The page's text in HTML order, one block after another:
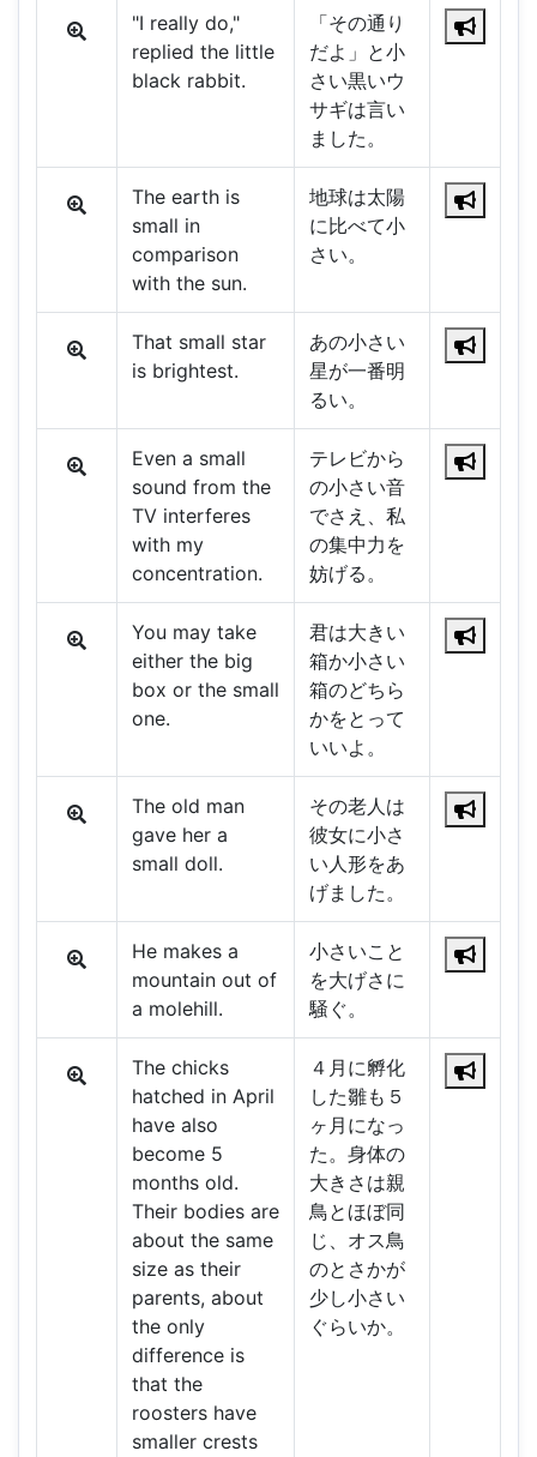
"I really do,"
replied the little
black rabbit.
「その通り
だよ」と小
さい黒いウ
サギは言い
ました。
The earth is
small in
comparison
with the sun.
地球は太陽
に比べて小
さい。
That small star
is brightest.
あの小さい
星が一番明
るい。
Even a small
sound from the
TV interferes
with my
concentration.
テレビから
の小さい音
でさえ、私
の集中力を
妨げる。
You may take
either the big
box or the small
one.
君は大きい
箱か小さい
箱のどちら
かをとって
いいよ。
The old man
gave her a
small doll.
その老人は
彼女に小さ
い人形をあ
げました。
He makes a
mountain out of
a molehill.
小さいこと
を大げさに
騒ぐ。
The chicks
hatched in April
have also
become 5
months old.
Their bodies are
about the same
size as their
parents, about
the only
difference is
that the
roosters have
smaller crests
４月に孵化
した雛も５
ヶ月になっ
た。身体の
大きさは親
鳥とほぼ同
じ、オス鳥
のとさかが
少し小さい
ぐらいか。